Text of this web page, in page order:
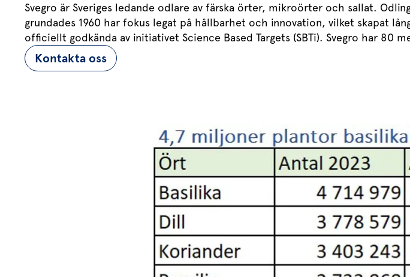
Svegro är Sveriges ledande odlare av färska örter, mikroörter och sallat.
grundades 1960 har fokus legat på hållbarhet och innovation, vilket skapat
officiellt godkända av initiativet Science Based Targets (SBTi). Svegro har 80
Kontakta oss